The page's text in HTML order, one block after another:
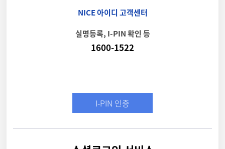
NICE 아이디 고객센터
실명등록, I-PIN 확인 등
1600-1522
I-PIN 인증